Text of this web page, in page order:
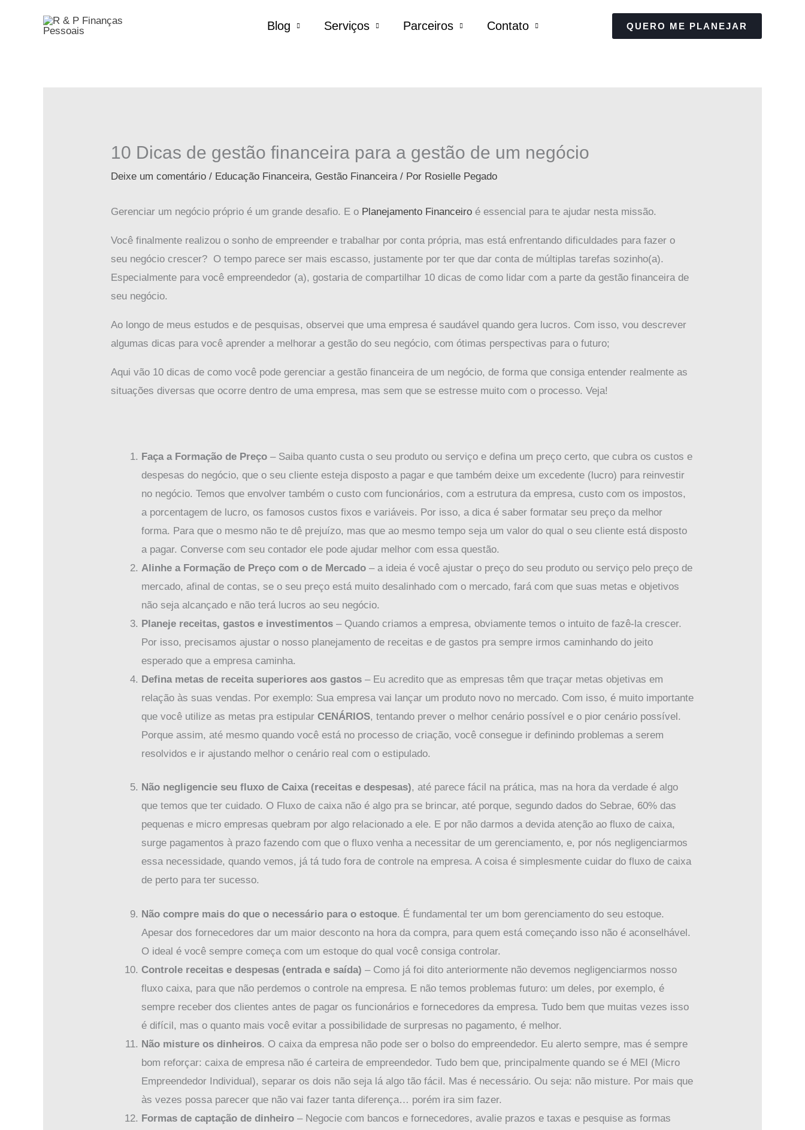
Blog Serviços Parceiros Contato QUERO ME PLANEJAR
10 Dicas de gestão financeira para a gestão de um negócio
Deixe um comentário / Educação Financeira, Gestão Financeira / Por Rosielle Pegado
Gerenciar um negócio próprio é um grande desafio. E o Planejamento Financeiro é essencial para te ajudar nesta missão.
Você finalmente realizou o sonho de empreender e trabalhar por conta própria, mas está enfrentando dificuldades para fazer o
seu negócio crescer? O tempo parece ser mais escasso, justamente por ter que dar conta de múltiplas tarefas sozinho(a).
Especialmente para você empreendedor (a), gostaria de compartilhar 10 dicas de como lidar com a parte da gestão financeira de
seu negócio.
Ao longo de meus estudos e de pesquisas, observei que uma empresa é saudável quando gera lucros. Com isso, vou descrever
algumas dicas para você aprender a melhorar a gestão do seu negócio, com ótimas perspectivas para o futuro;
Aqui vão 10 dicas de como você pode gerenciar a gestão financeira de um negócio, de forma que consiga entender realmente as
situações diversas que ocorre dentro de uma empresa, mas sem que se estresse muito com o processo. Veja!
Faça a Formação de Preço – Saiba quanto custa o seu produto ou serviço e defina um preço certo, que cubra os custos e
despesas do negócio, que o seu cliente esteja disposto a pagar e que também deixe um excedente (lucro) para reinvestir
no negócio. Temos que envolver também o custo com funcionários, com a estrutura da empresa, custo com os impostos,
a porcentagem de lucro, os famosos custos fixos e variáveis. Por isso, a dica é saber formatar seu preço da melhor
forma. Para que o mesmo não te dê prejuízo, mas que ao mesmo tempo seja um valor do qual o seu cliente está disposto
a pagar. Converse com seu contador ele pode ajudar melhor com essa questão.
Alinhe a Formação de Preço com o de Mercado – a ideia é você ajustar o preço do seu produto ou serviço pelo preço de
mercado, afinal de contas, se o seu preço está muito desalinhado com o mercado, fará com que suas metas e objetivos
não seja alcançado e não terá lucros ao seu negócio.
Planeje receitas, gastos e investimentos – Quando criamos a empresa, obviamente temos o intuito de fazê-la crescer.
Por isso, precisamos ajustar o nosso planejamento de receitas e de gastos pra sempre irmos caminhando do jeito
esperado que a empresa caminha.
Defina metas de receita superiores aos gastos– Eu acredito que as empresas têm que traçar metas objetivas em
relação às suas vendas. Por exemplo: Sua empresa vai lançar um produto novo no mercado. Com isso, é muito importante
que você utilize as metas pra estipularCENÁRIOS, tentando prever o melhor cenário possível e o pior cenário possível.
Porque assim, até mesmo quando você está no processo de criação, você consegue ir definindo problemas a serem
resolvidos e ir ajustando melhor o cenário real com o estipulado.
Não negligencie seu fluxo de Caixa (receitas e despesas), até parece fácil na prática, mas na hora da verdade é algo
que temos que ter cuidado. O Fluxo de caixa não é algo pra se brincar, até porque, segundo dados do Sebrae, 60% das
pequenas e micro empresas quebram por algo relacionado a ele. E por não darmos a devida atenção ao fluxo de caixa,
surge pagamentos à prazo fazendo com que o fluxo venha a necessitar de um gerenciamento, e, por nós negligenciarmos
essa necessidade, quando vemos, já tá tudo fora de controle na empresa. A coisa é simplesmente cuidar do fluxo de caixa
de perto para ter sucesso.
Não compre mais do que o necessário para o estoque. É fundamental ter um bom gerenciamento do seu estoque.
Apesar dos fornecedores dar um maior desconto na hora da compra, para quem está começando isso não é aconselhável.
O ideal é você sempre começa com um estoque do qual você consiga controlar.
Controle receitas e despesas (entrada e saída) – Como já foi dito anteriormente não devemos negligenciarmos nosso
fluxo caixa, para que não perdemos o controle na empresa. E não temos problemas futuro: um deles, por exemplo, é
sempre receber dos clientes antes de pagar os funcionários e fornecedores da empresa. Tudo bem que muitas vezes isso
é difícil, mas o quanto mais você evitar a possibilidade de surpresas no pagamento, é melhor.
Não misture os dinheiros. O caixa da empresa não pode ser o bolso do empreendedor. Eu alerto sempre, mas é sempre
bom reforçar: caixa de empresa não é carteira de empreendedor. Tudo bem que, principalmente quando se é MEI (Micro
Empreendedor Individual), separar os dois não seja lá algo tão fácil. Mas é necessário. Ou seja: não misture. Por mais que
às vezes possa parecer que não vai fazer tanta diferença… porém ira sim fazer.
Formas de captação de dinheiro – Negocie com bancos e fornecedores, avalie prazos e taxas e pesquise as formas